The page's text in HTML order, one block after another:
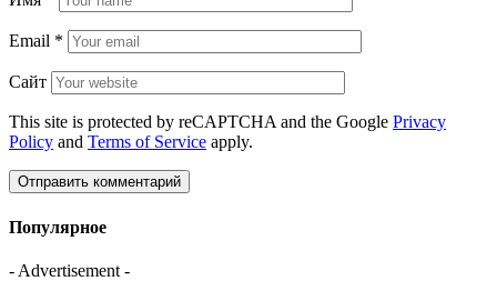
Email *
Сайт
This site is protected by reCAPTCHA and the Google Privacy
Policy and Terms of Service apply.
Популярное
- Advertisement -